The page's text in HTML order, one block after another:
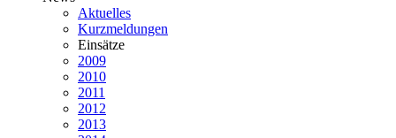
Aktuelles
Kurzmeldungen
Einsätze
2009
2010
2011
2012
2013